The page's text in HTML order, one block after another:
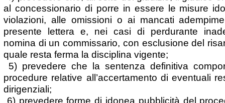
al concessionario di porre in essere le misure
violazioni, alle omissioni o ai mancati
presente lettera e, nei casi di perdurante
nomina di un commissario, con esclusione del
quale resta ferma la disciplina vigente;
5) prevedere che la sentenza definitiva
procedure relative all’accertamento di eventuali
dirigenziali;
6) prevedere forme di idonea pubblicità del